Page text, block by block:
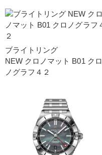
ブライトリング
NEW クロノマット B01 クロ
ノグラフ４２